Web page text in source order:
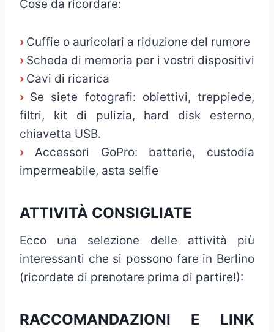
Cose da ricordare:
› Cuffie o auricolari a riduzione del rumore
› Scheda di memoria per i vostri dispositivi
› Cavi di ricarica
› Se siete fotografi: obiettivi, treppiede,
filtri, kit di pulizia, hard disk esterno,
chiavetta USB.
› Accessori GoPro: batterie, custodia
impermeabile, asta selfie
ATTIVITÀ CONSIGLIATE
Ecco una selezione delle attività più
interessanti che si possono fare in Berlino
(ricordate di prenotare prima di partire!):
RACCOMANDAZIONI E LINK